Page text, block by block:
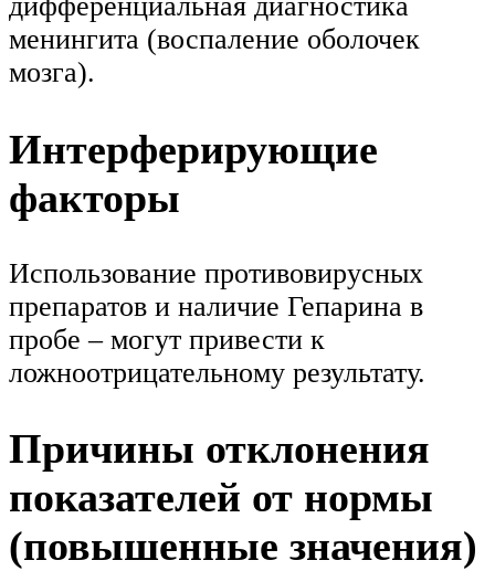
менингита (воспаление оболочек
мозга).
Интерферирующие
факторы
Использование противовирусных
препаратов и наличие Гепарина в
пробе – могут привести к
ложноотрицательному результату.
Причины отклонения
показателей от нормы
(повышенные значения)